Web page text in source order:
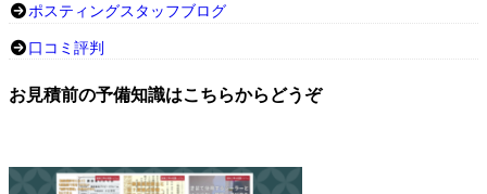
ポスティングスタッフブログ
口コミ評判
お見積前の予備知識はこちらからどうぞ